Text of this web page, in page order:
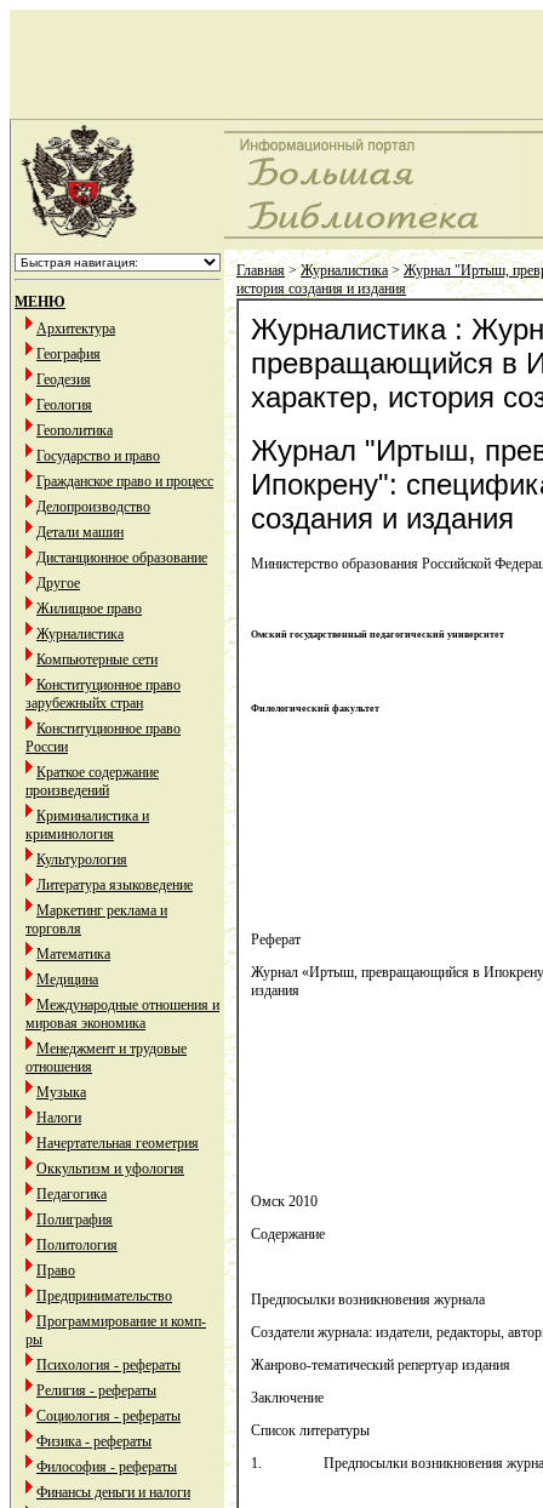
МЕНЮ
Архитектура
География
Геодезия
Геология
Геополитика
Государство и право
Гражданское право и процесс
Делопроизводство
Детали машин
Дистанционное образование
Другое
Жилищное право
Журналистика
Компьютерные сети
Конституционное право
зарубежныйх стран
Конституционное право
России
Краткое содержание
произведений
Криминалистика и
криминология
Культурология
Литература языковедение
Маркетинг реклама и
торговля
Математика
Медицина
Международные отношения и
мировая экономика
Менеджмент и трудовые
отношения
Музыка
Налоги
Начертательная геометрия
Оккультизм и уфология
Педагогика
Полиграфия
Политология
Право
Предпринимательство
Программирование и комп-
ры
Психология - рефераты
Религия - рефераты
Социология - рефераты
Физика - рефераты
Философия - рефераты
Финансы деньги и налоги
Главная>Журналистика>Журнал "Иртыш,
история создания и издания
Журналистика :
превращающийся в
характер, история
Журнал "Иртыш,
Ипокрену":
создания и издания
Министерство образования Российской Ф
Омский государственный педагогический университет
Филологический факультет
Реферат
Журнал «Иртыш, превращающийся в
издания
Омск 2010
Содержание
Предпосылки возникновения журнала
Создатели журнала: издатели, редакторы,
Жанрово-тематический репертуар издания
Заключение
Список литературы
1. Предпосылки возникновения